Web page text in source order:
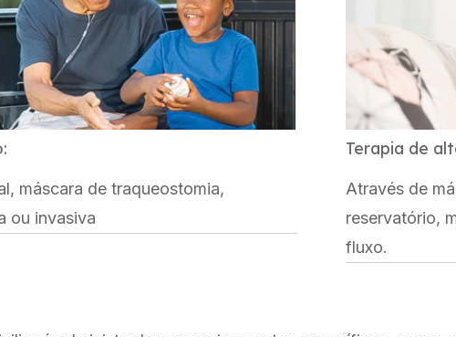
máscara de traqueostomia,
ou invasiva
Terapia de
Através de
reservatório,
fluxo.